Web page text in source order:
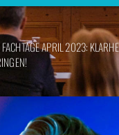
APRIL 2023: